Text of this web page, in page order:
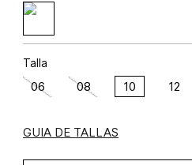
Talla
06 08 10 12
GUIA DE TALLAS